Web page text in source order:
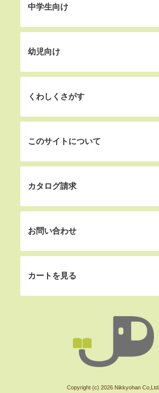
中学生向け
幼児向け
くわしくさがす
このサイトについて
カタログ請求
お問い合わせ
カートを見る
Copyright (c) 2026 Nikkyohan Co,Ltd.